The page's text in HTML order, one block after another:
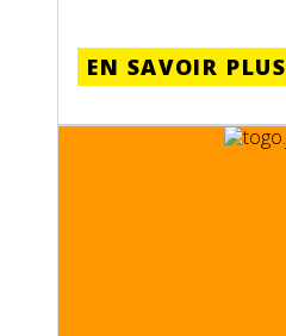
EN SAVOIR PLUS